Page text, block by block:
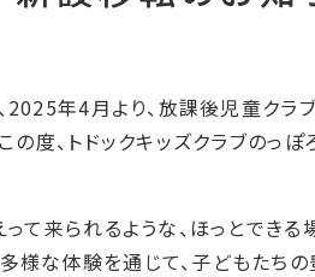
年4月より、放課後児童クラ
の度、トドックキッズクラブのっ
って来られるような、ほっとでき
様な体験を通じて、子どもたち